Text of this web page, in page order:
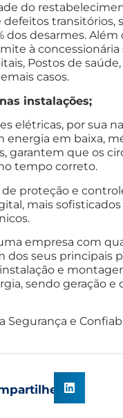
do
transitórios,
dos desarmes.
à
Postos de
casos.
instalações;
elétricas, por sua
energia em baixa,
garantem que os
tempo correto.
proteção e
mais
empresa com
dos seus principais
e
sendo geração
Segurança e